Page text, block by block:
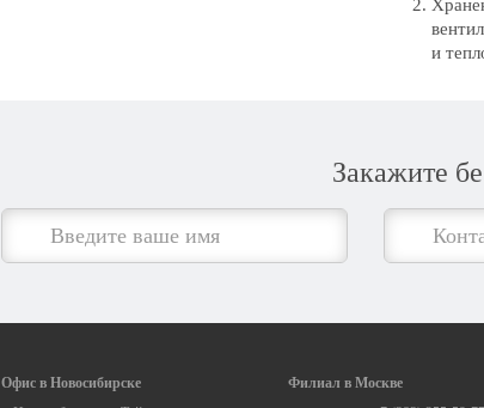
и
Закажите
Офис в Новосибирске
Филиал в Москве